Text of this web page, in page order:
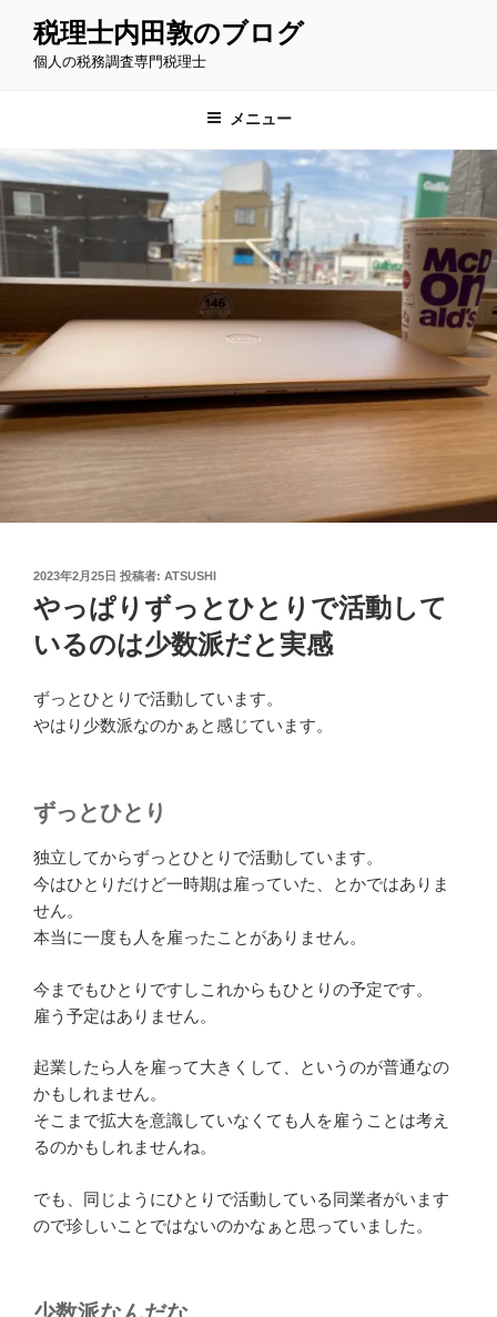
ス
キ
ッ
税理士内田敦のブログ
個人の税務調査専門税理士
メニュー
投
稿
日:
2023年2月25日 投稿者: ATSUSHI
やっぱりずっとひとりで活動して
いるのは少数派だと実感
ずっとひとりで活動しています。
やはり少数派なのかぁと感じています。
ずっとひとり
独立してからずっとひとりで活動しています。
今はひとりだけど一時期は雇っていた、とかではありま
せん。
本当に一度も人を雇ったことがありません。
今までもひとりですしこれからもひとりの予定です。
雇う予定はありません。
起業したら人を雇って大きくして、というのが普通なの
かもしれません。
そこまで拡大を意識していなくても人を雇うことは考え
るのかもしれませんね。
でも、同じようにひとりで活動している同業者がいます
ので珍しいことではないのかなぁと思っていました。